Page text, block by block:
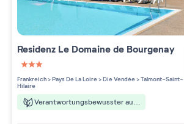
Residenz Le Domaine de Bourgenay
3 étoiles sur 5
Frankreich>Pays De La Loire>Die Vendée>Talmont-Saint-
Hilaire
Verantwortungsbewusster aufenthalt